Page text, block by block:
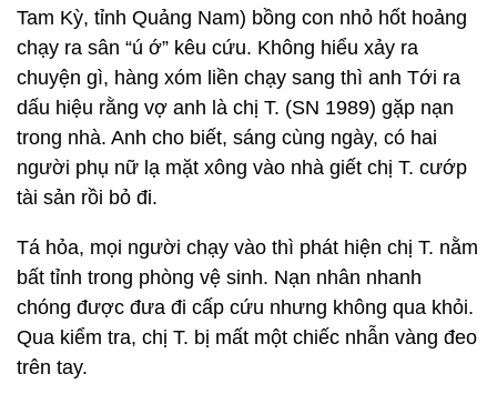
Tam Kỳ, tỉnh Quảng Nam) bồng con nhỏ hốt hoảng
chạy ra sân “ú ớ” kêu cứu. Không hiểu xảy ra
chuyện gì, hàng xóm liền chạy sang thì anh Tới ra
dấu hiệu rằng vợ anh là chị T. (SN 1989) gặp nạn
trong nhà. Anh cho biết, sáng cùng ngày, có hai
người phụ nữ lạ mặt xông vào nhà giết chị T. cướp
tài sản rồi bỏ đi.
Tá hỏa, mọi người chạy vào thì phát hiện chị T. nằm
bất tỉnh trong phòng vệ sinh. Nạn nhân nhanh
chóng được đưa đi cấp cứu nhưng không qua khỏi.
Qua kiểm tra, chị T. bị mất một chiếc nhẫn vàng đeo
trên tay.